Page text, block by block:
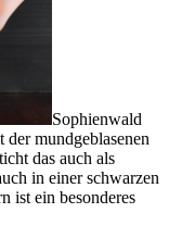
Sophienwald
der mundgeblasenen
das auch als
in einer schwarzen
ist ein besonderes